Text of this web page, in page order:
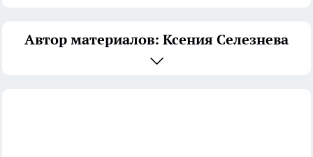
Автор материалов: Ксения Селезнева